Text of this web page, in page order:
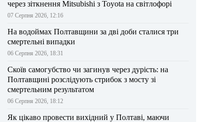
через зіткнення Mitsubishi з Toyota на світлофорі
07 Серпня 2026, 12:16
На водоймах Полтавщини за дві доби сталися три
смертельні випадки
06 Серпня 2026, 18:31
Скоїв самогубство чи загинув через дурість: на
Полтавщині розслідують стрибок з мосту зі
смертельним результатом
06 Серпня 2026, 18:12
Як цікаво провести вихідний у Полтаві, маючи